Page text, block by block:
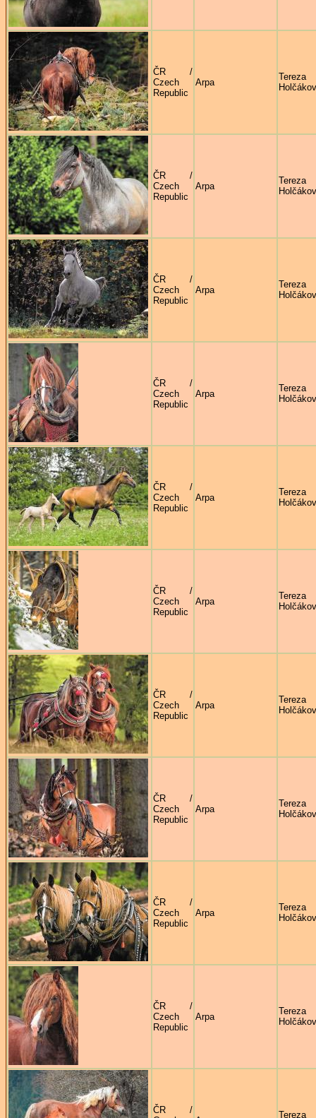
ČR /
Czech
Republic
Arpa
Tereza
ČR /
Czech
Republic
Arpa
Tereza
ČR /
Czech
Republic
Arpa
Tereza
ČR /
Czech
Republic
Arpa
Tereza
ČR /
Czech
Republic
Arpa
Tereza
ČR /
Czech
Republic
Arpa
Tereza
ČR /
Czech
Republic
Arpa
Tereza
ČR /
Czech
Republic
Arpa
Tereza
ČR /
Czech
Republic
Arpa
Tereza
ČR /
Czech
Republic
Arpa
Tereza
ČR /
Tereza